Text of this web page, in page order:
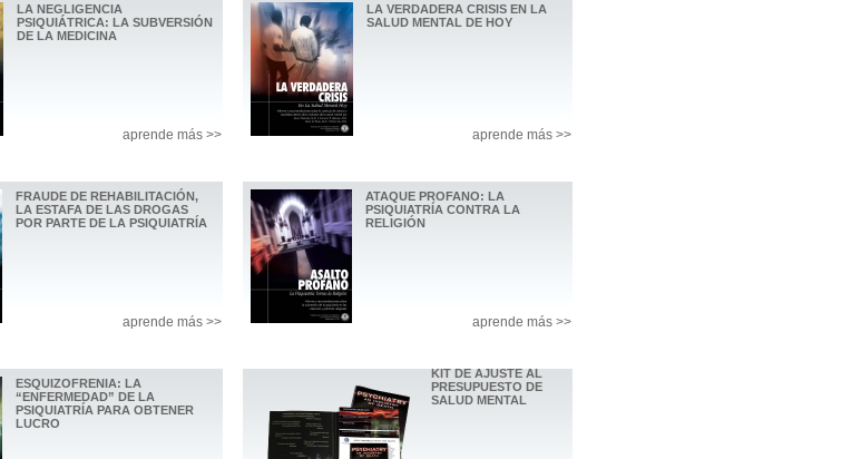
LA NEGLIGENCIA
PSIQUIÁTRICA: LA SUBVERSIÓN
DE LA MEDICINA
aprende más >>
LA VERDADERA CRISIS EN LA
SALUD MENTAL DE HOY
aprende más >>
FRAUDE DE REHABILITACIÓN,
LA ESTAFA DE LAS DROGAS
POR PARTE DE LA PSIQUIATRÍA
aprende más >>
ATAQUE PROFANO: LA
PSIQUIATRÍA CONTRA LA
RELIGIÓN
aprende más >>
ESQUIZOFRENIA: LA
“ENFERMEDAD” DE LA
PSIQUIATRÍA PARA OBTENER
LUCRO
KIT DE AJUSTE AL
PRESUPUESTO DE
SALUD MENTAL